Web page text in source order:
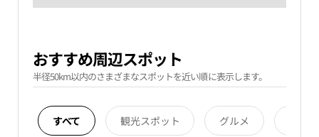
おすすめ周辺スポット
半径50km以内のさまざまなスポットを近い順に表示します。
すべて 観光スポット グルメ